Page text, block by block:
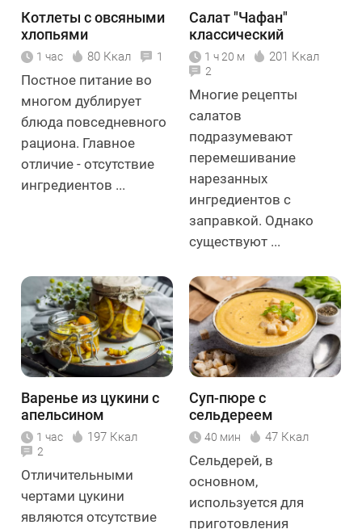
Котлеты с овсяными
хлопьями
1 час 80 Ккал 1
Постное питание во
многом дублирует
блюда повседневного
рациона. Главное
отличие - отсутствие
ингредиентов ...
Салат "Чафан"
классический
1 ч 20 м 201 Ккал
2
Многие рецепты
салатов
подразумевают
перемешивание
нарезанных
ингредиентов с
заправкой. Однако
существуют ...
Варенье из цукини с
апельсином
1 час 197 Ккал
2
Отличительными
чертами цукини
являются отсутствие
Суп-пюре с
сельдереем
40 мин 47 Ккал
Сельдерей, в
основном,
используется для
приготовления